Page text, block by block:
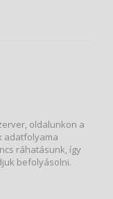
oldalunkon a
adatfolyama
ráhatásunk, így
befolyásolni.